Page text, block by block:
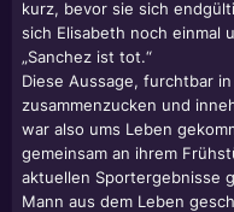
kurz, bevor sie sich
sich Elisabeth noch einmal
„Sanchez ist tot.“
Diese Aussage, furchtbar
zusammenzucken und
war also ums Leben
gemeinsam an ihrem
aktuellen Sportergebnisse
Mann aus dem Leben